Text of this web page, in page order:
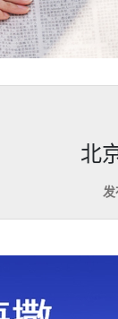
北
发